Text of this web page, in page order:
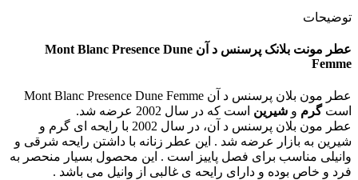
توضیحات
عطر مونت بلانک پرسنس د آن Mont Blanc Presence Dune
Femme
عطر مون بلان پرسنس د آن Mont Blanc Presence Dune Femme
استگرم و شیرین است که در سال 2002 عرضه شد.
عطر مون بلان پرسنس د آن، در سال 2002 با رایحه ای گرم و
شیرین به بازار عرضه شد . این عطر زنانه با داشتن رایحه شرقی و
وانیلی مناسب برای فصل پاییز است . این محصول بسیار منحصر به
فرد و خاص بوده و دارای رایحه ی غالبی از وانیل می باشد .